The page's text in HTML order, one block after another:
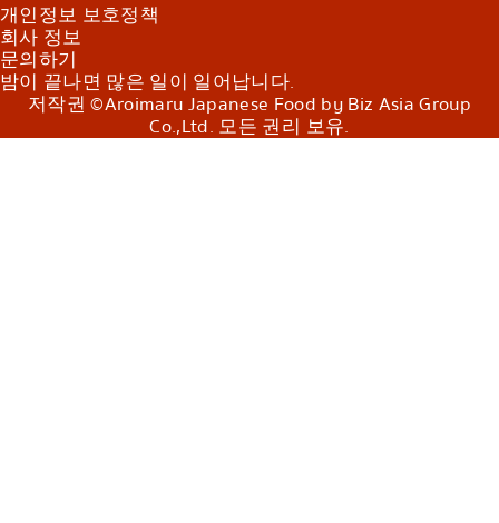
개인정보 보호정책
회사 정보
문의하기
밤이 끝나면 많은 일이 일어납니다.
저작권 ©Aroimaru Japanese Food by Biz Asia Group
Co.,Ltd. 모든 권리 보유.